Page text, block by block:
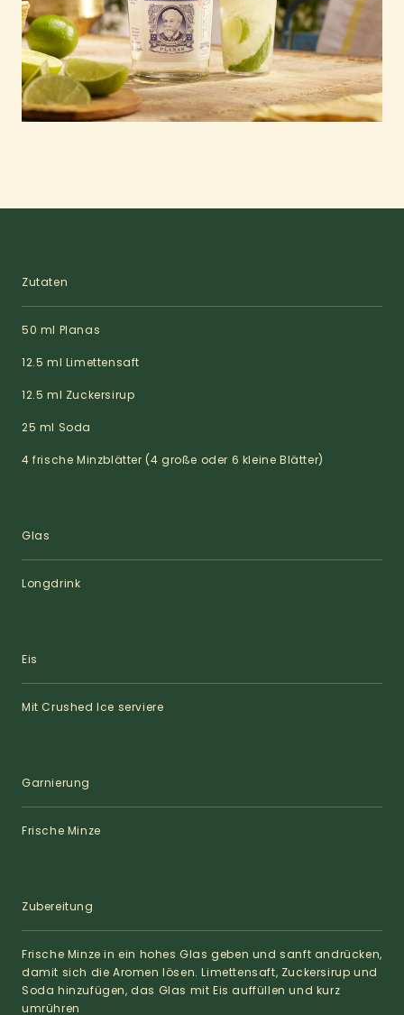
Zutaten
50 ml Planas
12.5 ml Limettensaft
12.5 ml Zuckersirup
25 ml Soda
4 frische Minzblätter (4 große oder 6 kleine Blätter)
Glas
Longdrink
Eis
Mit Crushed Ice serviere
Garnierung
Frische Minze
Zubereitung
Frische Minze in ein hohes Glas geben und sanft andrücken,
damit sich die Aromen lösen. Limettensaft, Zuckersirup und
Soda hinzufügen, das Glas mit Eis auffüllen und kurz
umrühren